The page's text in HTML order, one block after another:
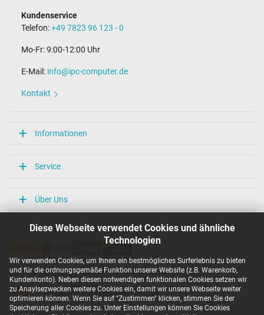
Diese Webseite verwendet Cookies und ähnliche
Technologien
Wir verwenden Cookies, um Ihnen ein bestmögliches Surferlebnis zu bieten
und für die ordnungsgemäße Funktion unserer Website (z.B. Warenkorb,
Kundenkonto). Neben diesen notwendigen funktionalen Cookies setzen wir
zu Anaylsezwecken weitere Cookies ein, damit wir unsere Webseite weiter
optimieren können. Wenn Sie auf "Zustimmen" klicken, stimmen Sie der
Speicherung aller Cookies zu. Unter Einstellungen können Sie Cookies
Kundenservice
Telefon:+49 7823 96 123 - 0
Mo-Fr: 9:00-12:00 Uhr
E-Mail: info@ipc-computer.de
Kontakt
Informationen
Service
Über Uns
Unsere Versandarten
Unsere Zahlarten